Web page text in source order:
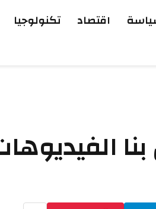
اقتصاد تكنولوجيا